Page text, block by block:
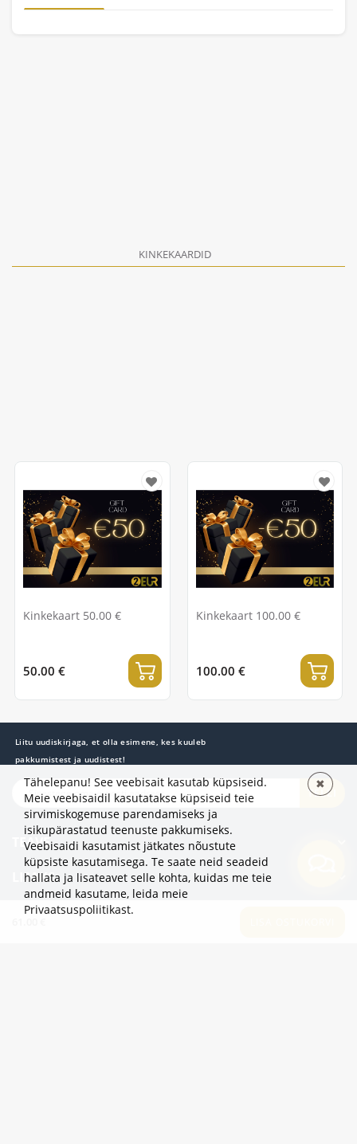
KINKEKAARDID
Kinkekaart 50.00 €
50.00 €
Kinkekaart 100.00 €
100.00 €
Liitu uudiskirjaga, et olla esimene, kes kuuleb
pakkumistest ja uudistest!
TELLI
TEAVE
LISAKS
KATEGOORIAD
Tähelepanu! See veebisait kasutab küpsiseid.
Meie veebisaidil kasutatakse küpsiseid teie
sirvimiskogemuse parendamiseks ja
isikupärastatud teenuste pakkumiseks.
Veebisaidi kasutamist jätkates nõustute
küpsiste kasutamisega. Te saate neid seadeid
hallata ja lisateavet selle kohta, kuidas me teie
andmeid kasutame, leida meie
Privaatsuspoliitikast.
✖